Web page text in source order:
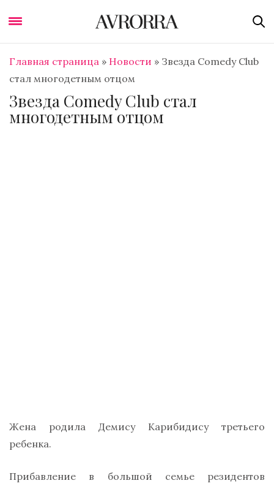
Главная страница » Новости » Звезда Comedy Club
стал многодетным отцом
Звезда Comedy Club стал
многодетным отцом
Жена родила Демису Карибидису третьего
ребенка.
Прибавление в большой семье резидентов